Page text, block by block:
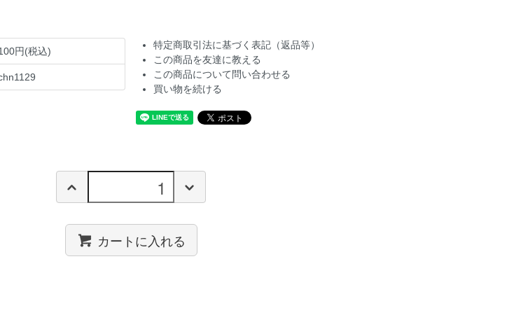
円(税込)
特定商取引法に基づく表記（返品等）
この商品を友達に教える
この商品について問い合わせる
買い物を続ける
カートに入れる